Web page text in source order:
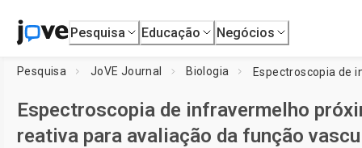
Pesquisa Educação Negócios
Pesquisa JoVE Journal Biologia
Espectroscopia de infravermelho
reativa para avaliação da função